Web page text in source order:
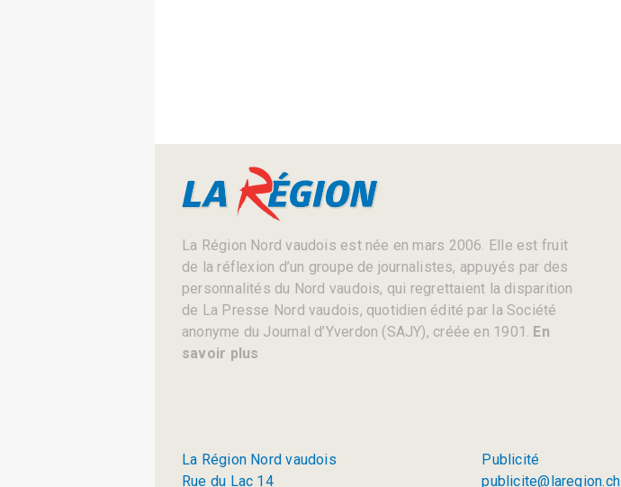
La Région Nord vaudois est née en mars 2006. Elle est fruit
de la réflexion d’un groupe de journalistes, appuyés par des
personnalités du Nord vaudois, qui regrettaient la disparition
de La Presse Nord vaudois, quotidien édité par la Société
anonyme du Journal d’Yverdon (SAJY), créée en 1901. En
savoir plus
La Région Nord vaudois
Rue du Lac 14
Publicité
publicite@laregion.ch